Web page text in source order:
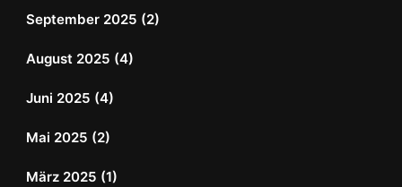
September 2025 (2)
August 2025 (4)
Juni 2025 (4)
Mai 2025 (2)
März 2025 (1)